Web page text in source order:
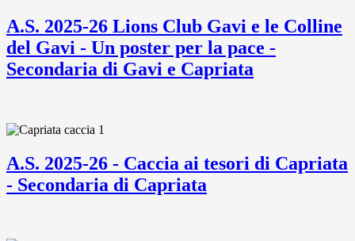
A.S. 2025-26 Lions Club Gavi e le Colline
del Gavi - Un poster per la pace -
Secondaria di Gavi e Capriata
A.S. 2025-26 - Caccia ai tesori di Capriata
- Secondaria di Capriata